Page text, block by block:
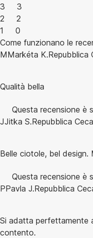
3
3
2
2
1
0
Come funzionano le
MMarkéta K.Repubblica
Qualità bella
Questa recensione è
JJitka S.Repubblica Ceca
Belle ciotole, bel
Questa recensione è
PPavla J.Repubblica
Si adatta perfettamente
contento.